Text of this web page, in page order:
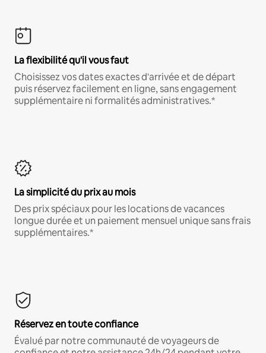
La flexibilité qu'il vous faut
Choisissez vos dates exactes d'arrivée et de départ
puis réservez facilement en ligne, sans engagement
supplémentaire ni formalités administratives.*
La simplicité du prix au mois
Des prix spéciaux pour les locations de vacances
longue durée et un paiement mensuel unique sans frais
supplémentaires.*
Réservez en toute confiance
Évalué par notre communauté de voyageurs de